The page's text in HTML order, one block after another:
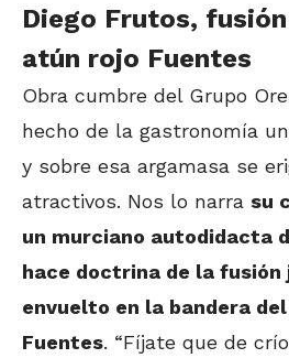
Diego Frutos,
atún rojo Fuentes
Obra cumbre del Grupo
hecho de la gastronomía
y sobre esa argamasa se
atractivos. Nos lo narra su
un murciano autodidacta
hace doctrina de la fusión
envuelto en la bandera
Fuentes. “Fíjate que de